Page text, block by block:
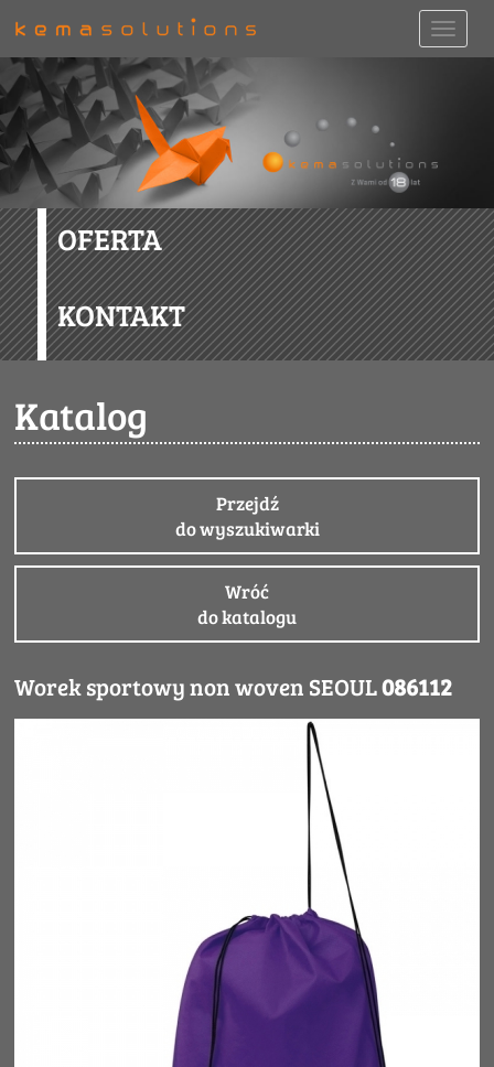
OFERTA
KONTAKT
Katalog
Przejdź
do wyszukiwarki
Wróć
do katalogu
Worek sportowy non woven SEOUL086112